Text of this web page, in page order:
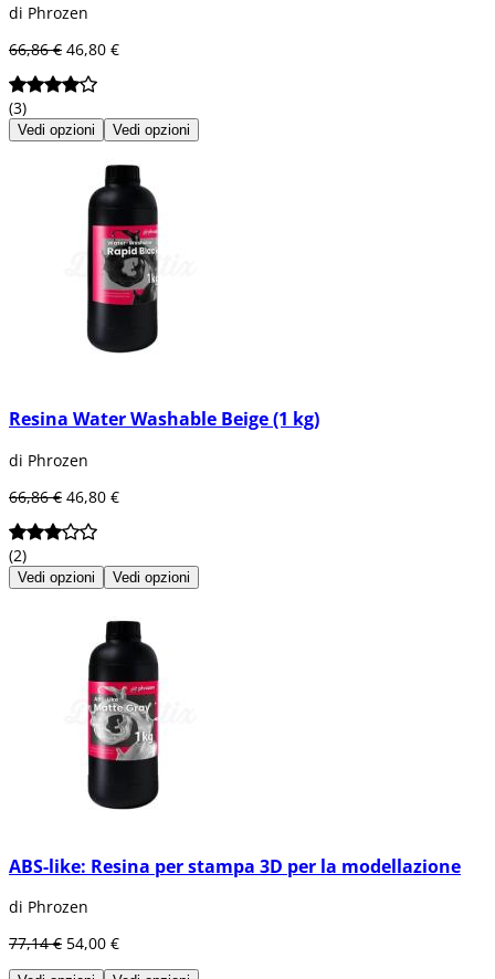
di Phrozen
66,86 € 46,80 €
(3)
Vedi opzioni Vedi opzioni
Resina Water Washable Beige (1 kg)
di Phrozen
66,86 € 46,80 €
(2)
Vedi opzioni Vedi opzioni
ABS-like: Resina per stampa 3D per la modellazione
di Phrozen
77,14 € 54,00 €